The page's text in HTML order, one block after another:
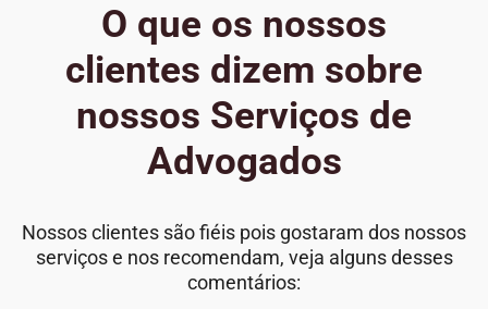
O que os nossos
clientes dizem sobre
nossos Serviços de
Advogados
Nossos clientes são fiéis pois gostaram dos nossos
serviços e nos recomendam, veja alguns desses
comentários: